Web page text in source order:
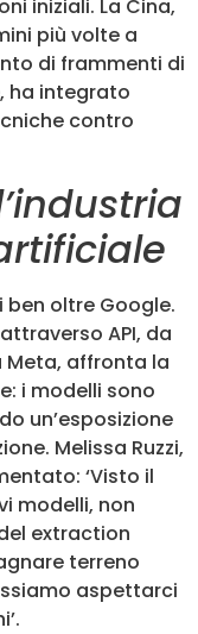
iniziali. La Cina,
più volte a
di frammenti di
ha integrato
contro
ben oltre Google.
API, da
Meta, affronta la
i modelli sono
un’esposizione
Melissa Ruzzi,
‘Visto il
modelli, non
extraction
terreno
aspettarci